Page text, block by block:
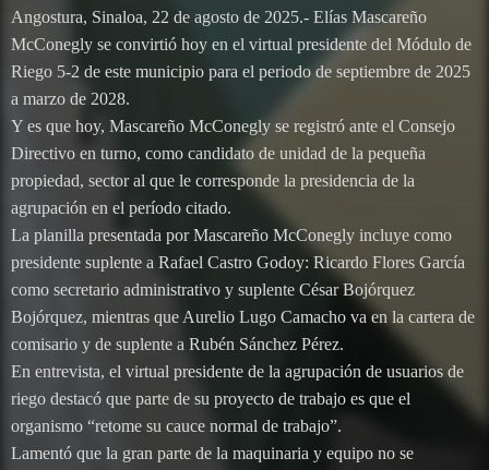
Angostura, Sinaloa, 22 de agosto de 2025.- Elías Mascareño
McConegly se convirtió hoy en el virtual presidente del Módulo de
Riego 5-2 de este municipio para el periodo de septiembre de 2025
a marzo de 2028.
Y es que hoy, Mascareño McConegly se registró ante el Consejo
Directivo en turno, como candidato de unidad de la pequeña
propiedad, sector al que le corresponde la presidencia de la
agrupación en el período citado.
La planilla presentada por Mascareño McConegly incluye como
presidente suplente a Rafael Castro Godoy: Ricardo Flores García
como secretario administrativo y suplente César Bojórquez
Bojórquez, mientras que Aurelio Lugo Camacho va en la cartera de
comisario y de suplente a Rubén Sánchez Pérez.
En entrevista, el virtual presidente de la agrupación de usuarios de
riego destacó que parte de su proyecto de trabajo es que el
organismo “retome su cauce normal de trabajo”.
Lamentó que la gran parte de la maquinaria y equipo no se